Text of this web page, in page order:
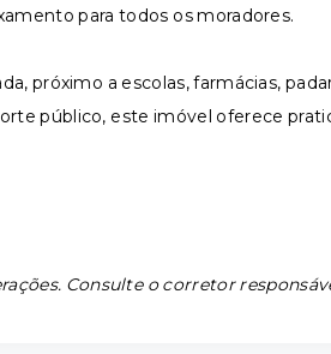
para todos os moradores.
próximo a escolas, farmácias,
público, este imóvel oferece
Consulte o corretor